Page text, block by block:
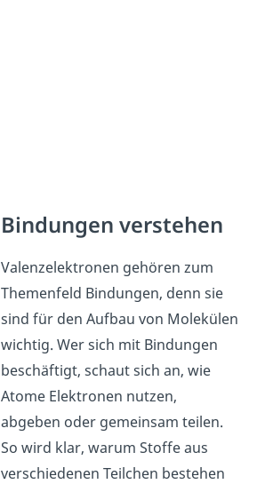
Bindungen verstehen
Valenzelektronen gehören zum
Themenfeld Bindungen, denn sie
sind für den Aufbau von Molekülen
wichtig. Wer sich mit Bindungen
beschäftigt, schaut sich an, wie
Atome Elektronen nutzen,
abgeben oder gemeinsam teilen.
So wird klar, warum Stoffe aus
verschiedenen Teilchen bestehen